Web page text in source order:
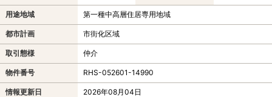
用途地域 第一種中高層住居専用地域
都市計画 市街化区域
取引態様 仲介
物件番号 RHS-052601-14990
情報更新日 2026年08月04日